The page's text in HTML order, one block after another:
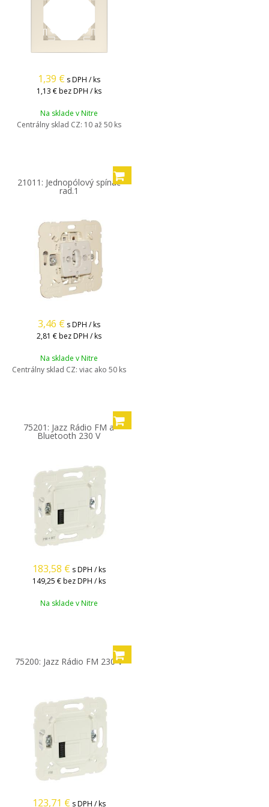
1,39 € s DPH / ks
1,13 € bez DPH / ks
Na sklade v Nitre
Centrálny sklad CZ: 10 až 50 ks
21011: Jednopólový spínač
rad.1
3,46 € s DPH / ks
2,81 € bez DPH / ks
Na sklade v Nitre
Centrálny sklad CZ: viac ako 50 ks
75201: Jazz Rádio FM a
Bluetooth 230 V
183,58 € s DPH / ks
149,25 € bez DPH / ks
Na sklade v Nitre
75200: Jazz Rádio FM 230 V
123,71 € s DPH / ks